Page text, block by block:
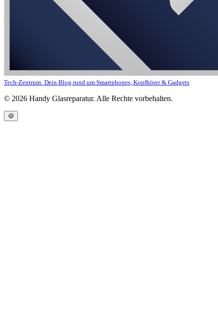
Tech-Zentrum: Dein Blog rund um Smartphones, Kopfhörer & Gadgets
© 2026 Handy Glasreparatur. Alle Rechte vorbehalten.
🍪